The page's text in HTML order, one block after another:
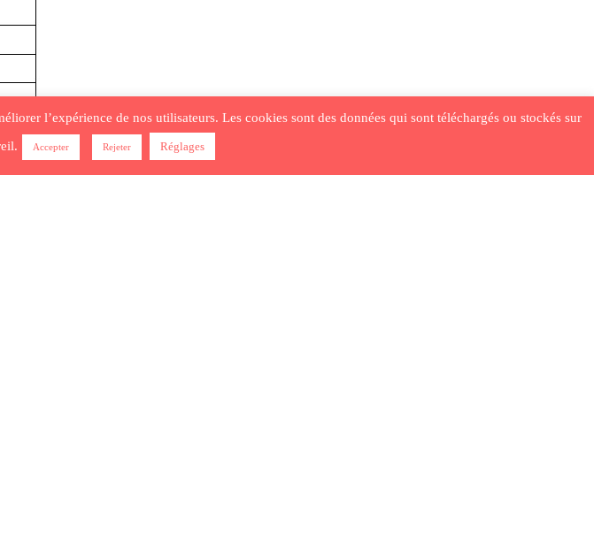
l’expérience de nos utilisateurs. Les cookies sont des données qui sont téléchargés ou stockés sur
Accepter Rejeter Réglages